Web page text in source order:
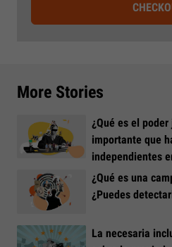
More Stories
¿Qué es el
importante que
independientes
¿Qué es una
¿Puedes
La necesaria